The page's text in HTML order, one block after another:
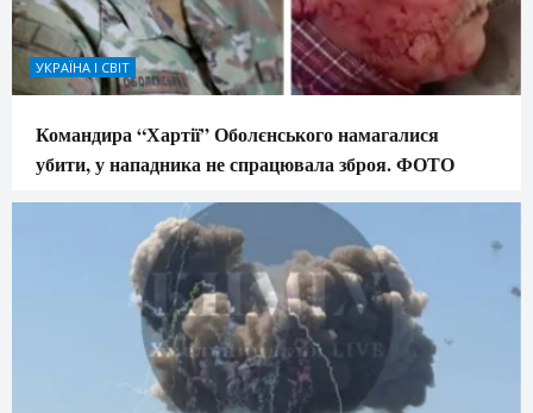
УКРАЇНА І СВІТ
Командира “Хартії” Оболєнського намагалися
убити, у нападника не спрацювала зброя. ФОТО